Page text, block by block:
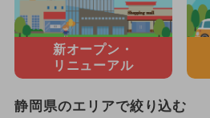
新オープン・
リニューアル
静岡県のエリアで絞り込む